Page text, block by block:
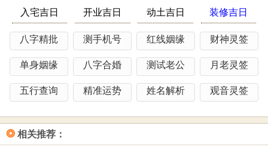
胃，伤官主思虑，故食欲不振，消化滞涩、或因焦虑引发肠
疏泄不畅，人常感抑郁闷堵，情绪低落；故本月祈福健康，
当侧重「滋阴降火」「疏土润金」，祈愿身心调达，而非一
味求强健。
2027年7月祈福吉日详解
2027年七月为丁未月生肖属羊。冲煞日为丁未日；择吉之
要，首在避开与自身生肖年支，日支相冲相刑之日，次选天
入宅吉日 开业吉日 动土吉日 装修吉日
八字精批 测手机号 红线姻缘 财神灵签
单身姻缘 八字合婚 测试老公 月老灵签
五行查询 精准运势 姓名解析 观音灵签
❂ 相关推荐：